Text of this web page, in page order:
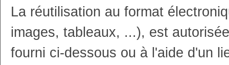
La réutilisation au format
images, tableaux, ...), est
fourni ci-dessous ou à l'aide d'un